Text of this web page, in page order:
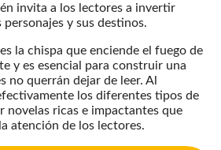
invita a los lectores a invertir
y sus destinos.
la chispa que enciende el fuego de
y es esencial para construir una
no querrán dejar de leer. Al
los diferentes tipos de
novelas ricas e impactantes que
atención de los lectores.